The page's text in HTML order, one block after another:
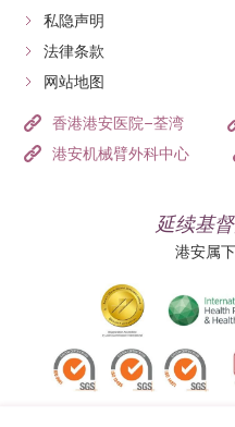
私隐声明
法律条款
网站地图
香港港安医院–荃湾
港安机械臂外科中心
延续基
港安属